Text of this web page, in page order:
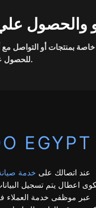
والحصول
بمنتجات أو التواصل مع
للحصول على طلب خدمة صيانة.
EGYPT
عند اتصالك على خدمة
اعطال يتم تسجيل
عبر موظفى خدمة العملاء